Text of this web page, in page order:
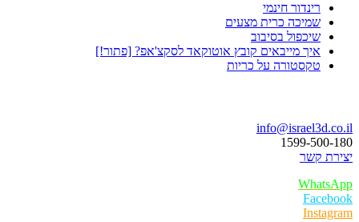
רינדור חינמי
שמיכה כרית מצעים
שיכפול בסיבוב
איך מייבאים קובץ אוטוקאד לסקצ'אפ? [פתור!]
טקסטורה על כריות
info@israel3d.co.il
1599-500-180
יצירת קשר
WhatsApp
Facebook
Instagram